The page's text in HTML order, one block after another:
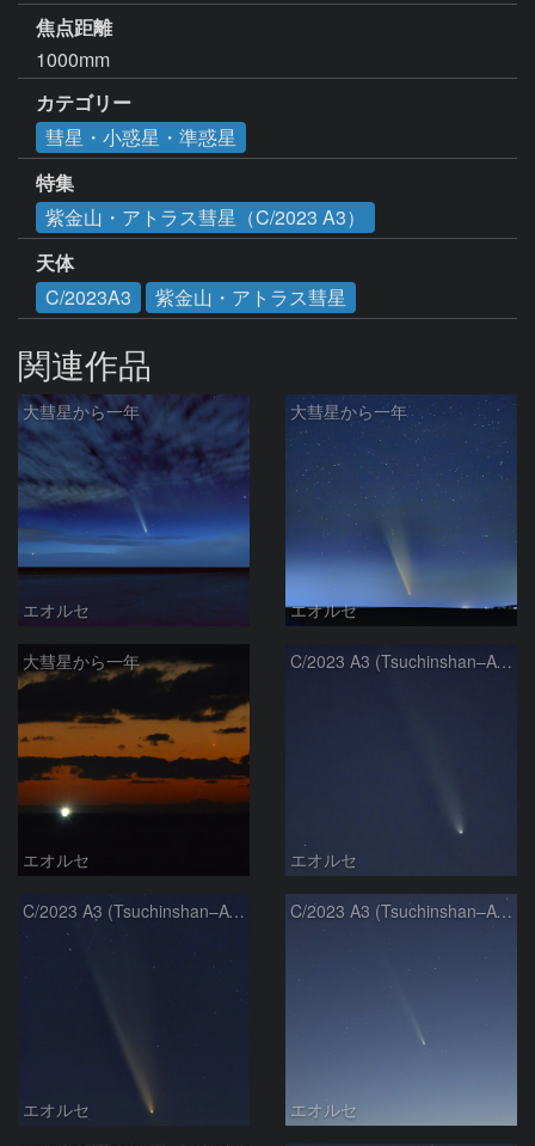
焦点距離
1000mm
カテゴリー
彗星・小惑星・準惑星
特集
紫金山・アトラス彗星（C/2023 A3）
天体
C/2023A3
紫金山・アトラス彗星
関連作品
大彗星から一年
エオルセ
大彗星から一年
エオルセ
大彗星から一年
エオルセ
C/2023 A3 (Tsuchinshan–ATLAS)
エオルセ
C/2023 A3 (Tsuchinshan–ATLAS)
エオルセ
C/2023 A3 (Tsuchinshan–ATLAS)
エオルセ